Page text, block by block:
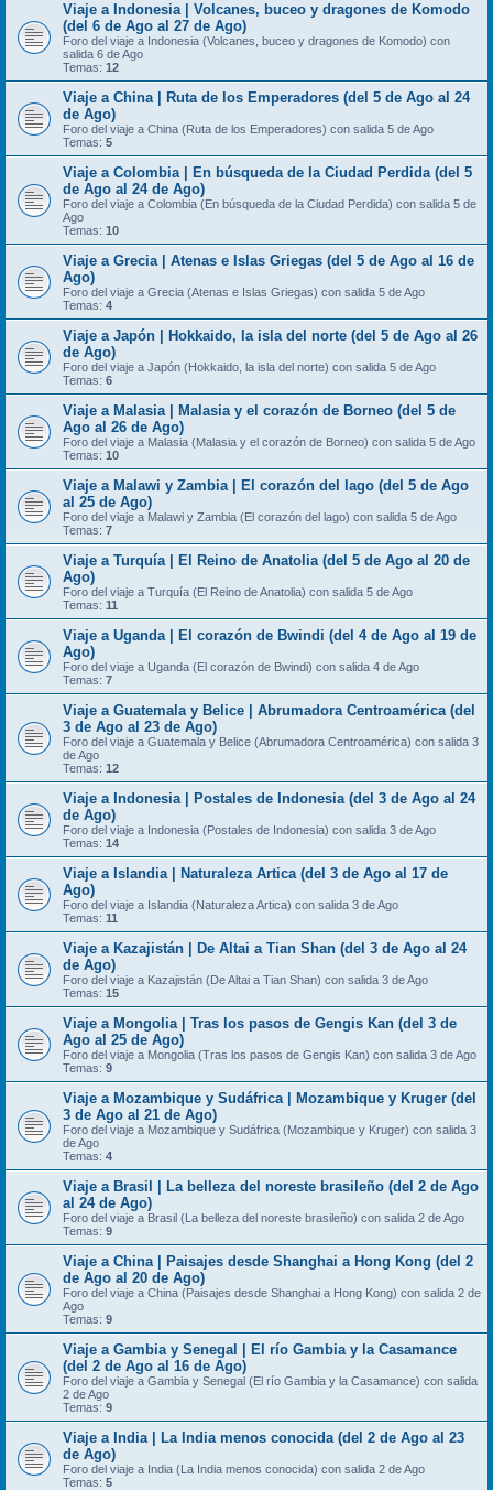
Viaje a Indonesia | Volcanes, buceo y dragones de Komodo
(del 6 de Ago al 27 de Ago)
Foro del viaje a Indonesia (Volcanes, buceo y dragones de Komodo) con
salida 6 de Ago
Temas: 12
Viaje a China | Ruta de los Emperadores (del 5 de Ago al 24
de Ago)
Foro del viaje a China (Ruta de los Emperadores) con salida 5 de Ago
Temas: 5
Viaje a Colombia | En búsqueda de la Ciudad Perdida (del 5
de Ago al 24 de Ago)
Foro del viaje a Colombia (En búsqueda de la Ciudad Perdida) con salida 5 de
Ago
Temas: 10
Viaje a Grecia | Atenas e Islas Griegas (del 5 de Ago al 16 de
Ago)
Foro del viaje a Grecia (Atenas e Islas Griegas) con salida 5 de Ago
Temas: 4
Viaje a Japón | Hokkaido, la isla del norte (del 5 de Ago al 26
de Ago)
Foro del viaje a Japón (Hokkaido, la isla del norte) con salida 5 de Ago
Temas: 6
Viaje a Malasia | Malasia y el corazón de Borneo (del 5 de
Ago al 26 de Ago)
Foro del viaje a Malasia (Malasia y el corazón de Borneo) con salida 5 de Ago
Temas: 10
Viaje a Malawi y Zambia | El corazón del lago (del 5 de Ago
al 25 de Ago)
Foro del viaje a Malawi y Zambia (El corazón del lago) con salida 5 de Ago
Temas: 7
Viaje a Turquía | El Reino de Anatolia (del 5 de Ago al 20 de
Ago)
Foro del viaje a Turquía (El Reino de Anatolia) con salida 5 de Ago
Temas: 11
Viaje a Uganda | El corazón de Bwindi (del 4 de Ago al 19 de
Ago)
Foro del viaje a Uganda (El corazón de Bwindi) con salida 4 de Ago
Temas: 7
Viaje a Guatemala y Belice | Abrumadora Centroamérica (del
3 de Ago al 23 de Ago)
Foro del viaje a Guatemala y Belice (Abrumadora Centroamérica) con salida 3
de Ago
Temas: 12
Viaje a Indonesia | Postales de Indonesia (del 3 de Ago al 24
de Ago)
Foro del viaje a Indonesia (Postales de Indonesia) con salida 3 de Ago
Temas: 14
Viaje a Islandia | Naturaleza Artica (del 3 de Ago al 17 de
Ago)
Foro del viaje a Islandia (Naturaleza Artica) con salida 3 de Ago
Temas: 11
Viaje a Kazajistán | De Altai a Tian Shan (del 3 de Ago al 24
de Ago)
Foro del viaje a Kazajistán (De Altai a Tian Shan) con salida 3 de Ago
Temas: 15
Viaje a Mongolia | Tras los pasos de Gengis Kan (del 3 de
Ago al 25 de Ago)
Foro del viaje a Mongolia (Tras los pasos de Gengis Kan) con salida 3 de Ago
Temas: 9
Viaje a Mozambique y Sudáfrica | Mozambique y Kruger (del
3 de Ago al 21 de Ago)
Foro del viaje a Mozambique y Sudáfrica (Mozambique y Kruger) con salida 3
de Ago
Temas: 4
Viaje a Brasil | La belleza del noreste brasileño (del 2 de Ago
al 24 de Ago)
Foro del viaje a Brasil (La belleza del noreste brasileño) con salida 2 de Ago
Temas: 9
Viaje a China | Paisajes desde Shanghai a Hong Kong (del 2
de Ago al 20 de Ago)
Foro del viaje a China (Paisajes desde Shanghai a Hong Kong) con salida 2 de
Ago
Temas: 9
Viaje a Gambia y Senegal | El río Gambia y la Casamance
(del 2 de Ago al 16 de Ago)
Foro del viaje a Gambia y Senegal (El río Gambia y la Casamance) con salida
2 de Ago
Temas: 9
Viaje a India | La India menos conocida (del 2 de Ago al 23
de Ago)
Foro del viaje a India (La India menos conocida) con salida 2 de Ago
Temas: 5